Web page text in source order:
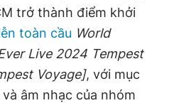
thoại
trở thành điểm khởi
toàn cầu World
Live 2024 Tempest
Voyage], với mục
âm nhạc của nhóm